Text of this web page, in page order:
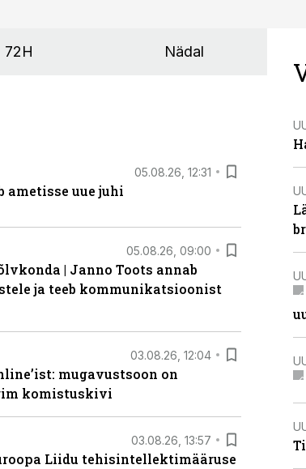
72H Nädal
05.08.26, 12:31
ametisse uue juhi
05.08.26, 09:00
| Janno Toots annab
ja teeb kommunikatsioonist
03.08.26, 12:04
mugavustsoon on
komistuskivi
03.08.26, 13:57
Liidu tehisintellektimääruse